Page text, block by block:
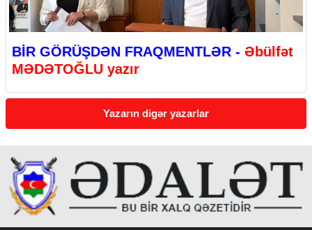
BİR GÖRÜŞDƏN FRAQMENTLƏR - Əbülfət
MƏDƏTOĞLU yazır
Yazarın digər yazarlar